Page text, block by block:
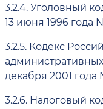
3.2.4.Уголовный
13 июня 1996 года
3.2.5. Кодекс
декабря 2001
3.2.6. Налоговый